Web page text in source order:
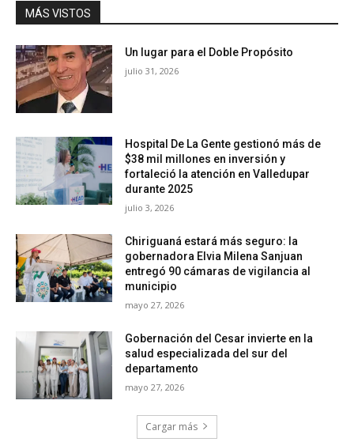
MÁS VISTOS
Un lugar para el Doble Propósito
julio 31, 2026
Hospital De La Gente gestionó más de
$38 mil millones en inversión y
fortaleció la atención en Valledupar
durante 2025
julio 3, 2026
Chiriguaná estará más seguro: la
gobernadora Elvia Milena Sanjuan
entregó 90 cámaras de vigilancia al
municipio
mayo 27, 2026
Gobernación del Cesar invierte en la
salud especializada del sur del
departamento
mayo 27, 2026
Cargar más